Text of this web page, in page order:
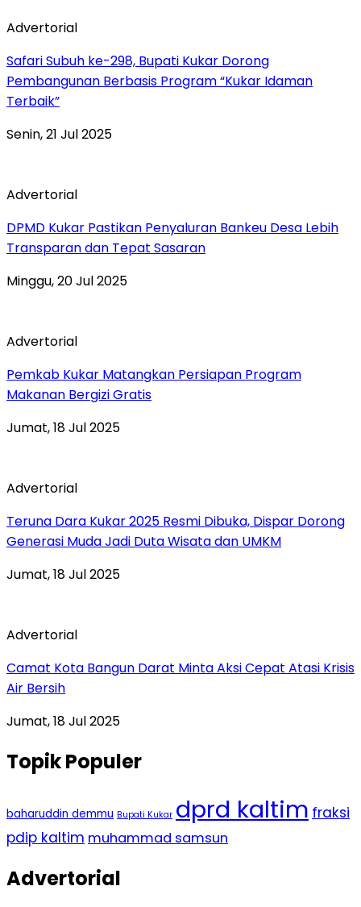
Advertorial
Safari Subuh ke-298, Bupati Kukar Dorong
Pembangunan Berbasis Program “Kukar Idaman
Terbaik”
Senin, 21 Jul 2025
Advertorial
DPMD Kukar Pastikan Penyaluran Bankeu Desa Lebih
Transparan dan Tepat Sasaran
Minggu, 20 Jul 2025
Advertorial
Pemkab Kukar Matangkan Persiapan Program
Makanan Bergizi Gratis
Jumat, 18 Jul 2025
Advertorial
Teruna Dara Kukar 2025 Resmi Dibuka, Dispar Dorong
Generasi Muda Jadi Duta Wisata dan UMKM
Jumat, 18 Jul 2025
Advertorial
Camat Kota Bangun Darat Minta Aksi Cepat Atasi Krisis
Air Bersih
Jumat, 18 Jul 2025
Topik Populer
baharuddin demmu Bupati Kukar dprd kaltim fraksi
pdip kaltim muhammad samsun
Advertorial